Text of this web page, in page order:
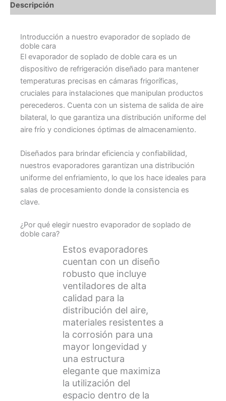
Descripción
Introducción a nuestro evaporador de soplado de
doble cara
El evaporador de soplado de doble cara es un
dispositivo de refrigeración diseñado para mantener
temperaturas precisas en cámaras frigoríficas,
cruciales para instalaciones que manipulan productos
perecederos. Cuenta con un sistema de salida de aire
bilateral, lo que garantiza una distribución uniforme del
aire frío y condiciones óptimas de almacenamiento.
Diseñados para brindar eficiencia y confiabilidad,
nuestros evaporadores garantizan una distribución
uniforme del enfriamiento, lo que los hace ideales para
salas de procesamiento donde la consistencia es
clave.
¿Por qué elegir nuestro evaporador de soplado de
doble cara?
Estos evaporadores
cuentan con un diseño
robusto que incluye
ventiladores de alta
calidad para la
distribución del aire,
materiales resistentes a
la corrosión para una
mayor longevidad y
una estructura
elegante que maximiza
la utilización del
espacio dentro de la